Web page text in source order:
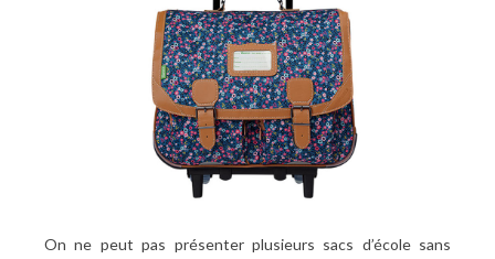
On ne peut pas présenter plusieurs sacs d’école sans